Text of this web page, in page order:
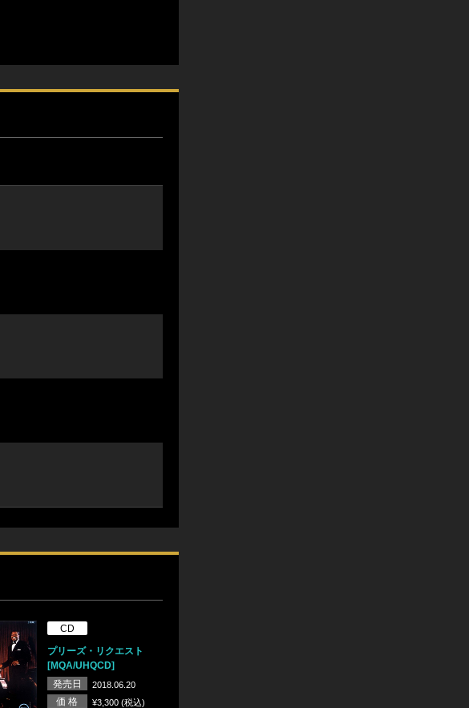
CD
プリーズ・リクエスト
[MQA/UHQCD]
発売日
2018.06.20
価 格 ¥3,300 (税込)